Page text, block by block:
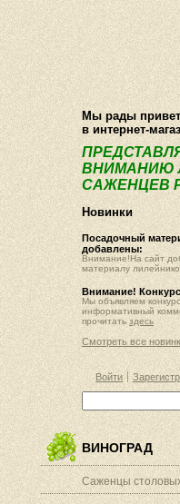
О компании Как купить
Мы рады
в интернет-
ВНИМАНИЮ
САЖЕНЦЕВ
Новинки
Посадочный
добавлены:
Внимание!На сайт
материалу
Внимание!
Мы объявляем
информативный
прочитать здесь
Смотреть все
Войти
ВИНОГРАД
Саженцы